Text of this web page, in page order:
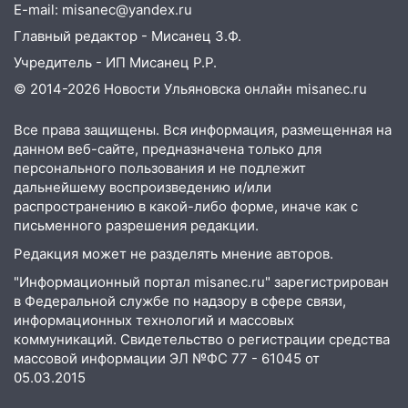
11:16 В Ульяновске ищут 37-летнего
мужчину, пропавшего ещё 19 июля
10:30 От мотофристайла до прогулки с
хаски: куда сходить в Ульяновской
10:11 Директора ульяновской
«Нефтяной топливной компании» будут
судить за неуплату 48,4 млн рублей
налогов
09:28 Дети на дорогах: пострадали
велосипедисты, мотоциклисты и
пешеходы. Обзор крупных аварий в
Ульяновской области
08:30 Поджог со свечой, 16 сгоревших
домов и выстрел за водку
07:50 Какая погоды будет днем 8
E-mail: misanec@yandex.ru
Главный редактор - Мисанец З.Ф.
Учредитель - ИП Мисанец Р.Р.
© 2014-2026 Новости Ульяновска онлайн misanec.ru
Все права защищены. Вся информация, размещенная на
данном веб-сайте, предназначена только для
персонального пользования и не подлежит
дальнейшему воспроизведению и/или
распространению в какой-либо форме, иначе как с
письменного разрешения редакции.
Редакция может не разделять мнение авторов.
"Информационный портал misanec.ru" зарегистрирован
в Федеральной службе по надзору в сфере связи,
информационных технологий и массовых
коммуникаций. Свидетельство о регистрации средства
массовой информации ЭЛ №ФС 77 - 61045 от
05.03.2015